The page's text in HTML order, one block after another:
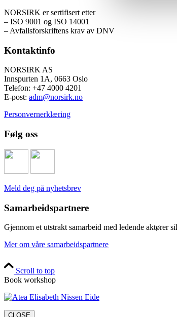
NORSIRK er sertifisert etter
– ISO 9001 og ISO 14001
– Avfallsforskriftens krav av DNV
Kontaktinfo
NORSIRK AS
Innspurten 1A, 0663 Oslo
Telefon: +47 4000 4201
E-post: adm@norsirk.no
Personvernerklæring
Følg oss
Meld deg på nyhetsbrev
Samarbeidspartnere
Gjennom et utstrakt samarbeid med ledende aktører
Mer om våre samarbeidspartnere
Scroll to top
Book workshop
CLOSE